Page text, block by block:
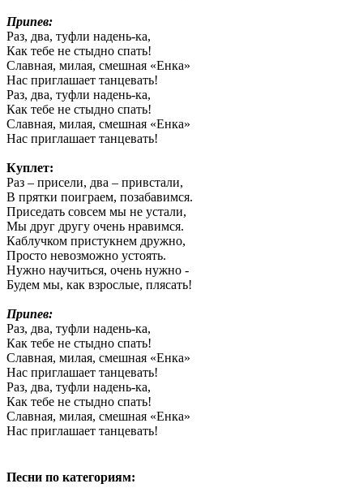
Припев:
Раз, два, туфли надень-ка,
Как тебе не стыдно спать!
Славная, милая, смешная «Енка»
Нас приглашает танцевать!
Раз, два, туфли надень-ка,
Как тебе не стыдно спать!
Славная, милая, смешная «Енка»
Нас приглашает танцевать!
Куплет:
Раз – присели, два – привстали,
В прятки поиграем, позабавимся.
Приседать совсем мы не устали,
Мы друг другу очень нравимся.
Каблучком пристукнем дружно,
Просто невозможно устоять.
Нужно научиться, очень нужно -
Будем мы, как взрослые, плясать!
Припев:
Раз, два, туфли надень-ка,
Как тебе не стыдно спать!
Славная, милая, смешная «Енка»
Нас приглашает танцевать!
Раз, два, туфли надень-ка,
Как тебе не стыдно спать!
Славная, милая, смешная «Енка»
Нас приглашает танцевать!
Песни по категориям: